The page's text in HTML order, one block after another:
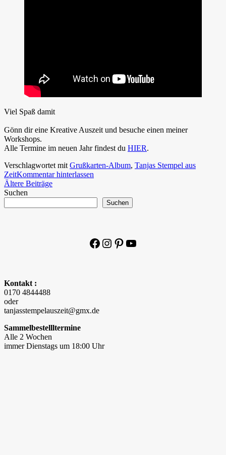
Viel Spaß damit
Gönn dir eine Kreative Auszeit und besuche einen meiner
Workshops.
Alle Termine im neuen Jahr findest du HIER.
Verschlagwortet mit Grußkarten-Album, Tanjas Stempel aus
ZeitKommentar hinterlassen
Beitragsnavigation
Ältere Beiträge
Suchen
Suchen
Facebook
Instagram
Pinterest
YouTube
Kontakt :
0170 4844488
oder
tanjasstempelauszeit@gmx.de
Sammelbestellltermine
Alle 2 Wochen
immer Dienstags um 18:00 Uhr